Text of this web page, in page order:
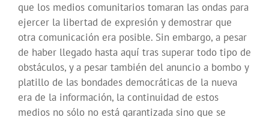
que los medios comunitarios tomaran las ondas para
ejercer la libertad de expresión y demostrar que
otra comunicación era posible. Sin embargo, a pesar
de haber llegado hasta aquí tras superar todo tipo de
obstáculos, y a pesar también del anuncio a bombo y
platillo de las bondades democráticas de la nueva
era de la información, la continuidad de estos
medios no sólo no está garantizada sino que se